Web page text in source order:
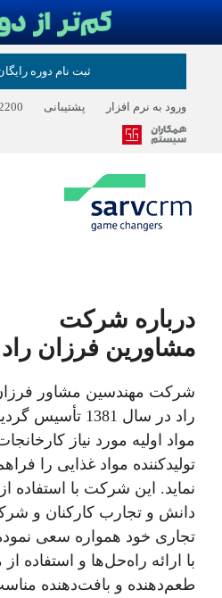
ثبت نام دوره رایگان 30
ورود به نرم افزار پشتیبانی 8338-021
درباره شرکت
مشاورین فرزان راد
شرکت مهندسین مشاور
راد در سال 1381 تأسیس
مواد اولیه مورد نیاز
تولیدکننده مواد غذایی را
نماید. این شرکت با استفاده از
دانش و تجارب کارکنان و
تجاری خود همواره سعی
با ارائه راه‌حل‌‌ها و استفاده از
طعم‌دهنده و بافت‌دهنده